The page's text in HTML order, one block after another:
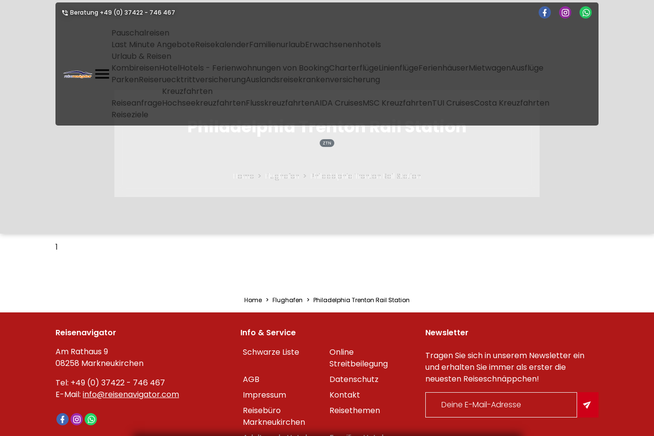
Beratung +49 (0) 37422 - 746 467
Pauschalreisen
Last Minute AngeboteReisekalenderFamilienurlaubErwachsenenhotels
Urlaub & Reisen
KombireisenHotelHotels - Ferienwohnungen von BookingCharterflügeLinienflügeFerienhäuserMietwagenAusflüge
ParkenReiseruecktrittversicherungAuslandsreisekrankenversicherung
Reiseanfrage
Kreuzfahrten
HochseekreuzfahrtenFlusskreuzfahrtenAIDA CruisesMSC KreuzfahrtenTUI CruisesCosta Kreuzfahrten
Reiseziele
Philadelphia Trenton Rail Station
ZTN
Home Flughafen Philadelphia Trenton Rail Station
1
Home Flughafen Philadelphia Trenton Rail Station
Reisenavigator
Am Rathaus 9
08258 Markneukirchen
Tel: +49 (0) 37422 - 746 467
E-Mail: info@reisenavigator.com
Info & Service
Schwarze Liste
Online
Streitbeilegung
AGB
Datenschutz
Impressum
Kontakt
Reisebüro
Markneukirchen
Reisethemen
Newsletter
Tragen Sie sich in unserem Newsletter ein
und erhalten Sie immer als erster die
neuesten Reiseschnäppchen!